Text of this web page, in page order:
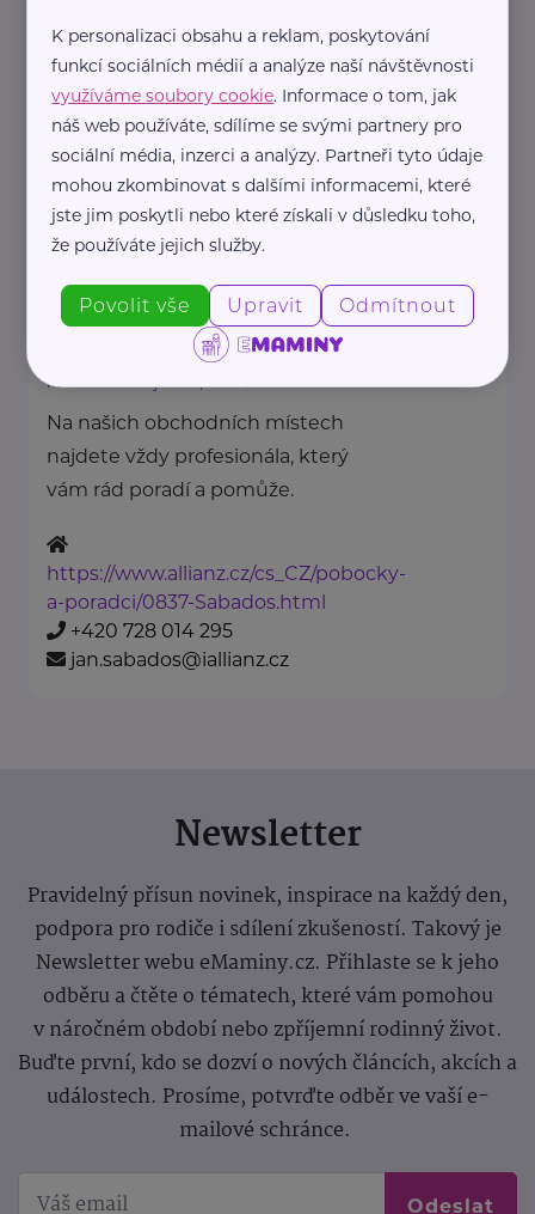
Na našich obchodních místech
najdete vždy profesionála, který
vám rád poradí a pomůže.
https://www.allianz.cz/cs_CZ/pobocky-
a-poradci/0398-Stepanova.html
+420 777 121 414
antonin.stepan@iallianz.cz
Allianz pojišťovna, a. s.
nábř. Protif. boj. 3200/14a Přerov
Na našich obchodních místech
najdete vždy profesionála, který
vám rád poradí a pomůže.
https://www.allianz.cz/cs_CZ/pobocky-
a-poradci/0837-Sabados.html
+420 728 014 295
jan.sabados@iallianz.cz
Newsletter
Pravidelný přísun novinek, inspirace na každý den,
podpora pro rodiče i sdílení zkušeností. Takový je
Newsletter webu eMaminy.cz. Přihlaste se k jeho
odběru a čtěte o tématech, které vám pomohou
v náročném období nebo zpříjemní rodinný život.
Buďte první, kdo se dozví o nových článcích, akcích a
událostech. Prosíme, potvrďte odběr ve vaší e-
mailové schránce.
Odeslat
K personalizaci obsahu a reklam, poskytování
funkcí sociálních médií a analýze naší návštěvnosti
využíváme soubory cookie. Informace o tom, jak
náš web používáte, sdílíme se svými partnery pro
sociální média, inzerci a analýzy. Partneři tyto údaje
mohou zkombinovat s dalšími informacemi, které
jste jim poskytli nebo které získali v důsledku toho,
že používáte jejich služby.
Povolit vše Upravit Odmítnout